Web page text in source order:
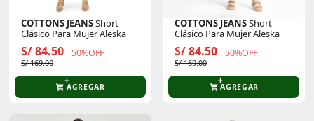
COTTONS JEANSShort
Clásico Para Mujer Aleska
S/ 84.50 50%OFF
S/ 169.00
AGREGAR
COTTONS JEANSShort
Clásico Para Mujer Aleska
S/ 84.50 50%OFF
S/ 169.00
AGREGAR